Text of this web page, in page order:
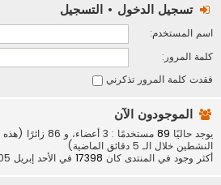
تسجيل الدخول • التسجيل
اسم المستخدم:
كلمة المرور:
فقدت كلمة المرور تذكرني
الموجودون الآن
يوجد حاليًا 89
مستخدمًا : 3
النشطين خلال الـ 5 دقائق الماضية)
أكثر وجود في المنتدى كان 17398 في الأحد إبريل 05, 2026 1:04 am